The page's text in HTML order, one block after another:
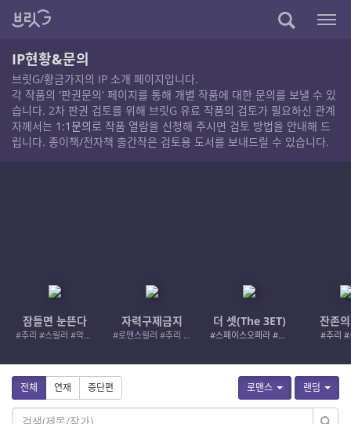
IP현황&문의
브릿G/황금가지의 IP 소개 페이지입니다.
각 작품의 '판권문의' 페이지를 통해 개별 작품에 대한 문의를 보낼 수 있
습니다. 2차 판권 검토를 위해 브릿G 유료 작품의 검토가 필요하신 관계
자께서는 1:1문의로 작품 열람을 신청해 주시면 검토 방법을 안내해 드
립니다. 종이책/전자책 출간작은 검토용 도서를 보내드릴 수 있습니다.
잠들면 눈뜬다
#추리 #스릴러 #악인 #로드레이지
자력구제금지
#로맨스릴러 #추리 #여성서사 #사적제재
더 셋(The 3ET)
#스페이스오페라 #우주활극
잔존
#추리 #
로맨스 랜덤
전체 연재 중단편